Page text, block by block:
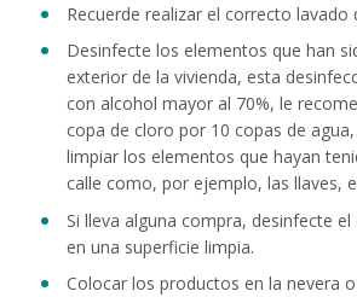
Recuerde realizar el correcto lavado
Desinfecte los elementos que han
exterior de la vivienda, esta
con alcohol mayor al 70%, le
copa de cloro por 10 copas de
limpiar los elementos que hayan
calle como, por ejemplo, las llaves,
Si lleva alguna compra, desinfecte
en una superficie limpia.
Colocar los productos en la nevera